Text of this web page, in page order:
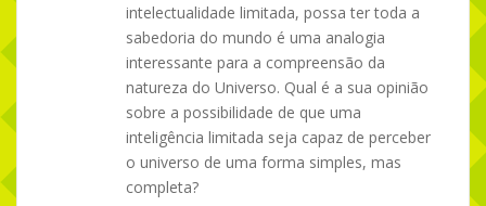
intelectualidade limitada, possa ter toda a
sabedoria do mundo é uma analogia
interessante para a compreensão da
natureza do Universo. Qual é a sua opinião
sobre a possibilidade de que uma
inteligência limitada seja capaz de perceber
o universo de uma forma simples, mas
completa?